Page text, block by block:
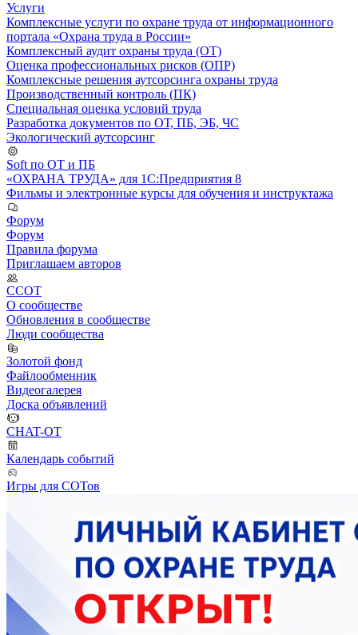
Услуги
Комплексные услуги по охране труда от информационного
портала «Охрана труда в России»
Комплексный аудит охраны труда (ОТ)
Оценка профессиональных рисков (ОПР)
Комплексные решения аутсорсинга охраны труда
Производственный контроль (ПК)
Специальная оценка условий труда
Разработка документов по ОТ, ПБ, ЭБ, ЧС
Экологический аутсорсинг
Soft по ОТ и ПБ
«ОХРАНА ТРУДА» для 1С:Предприятия 8
Фильмы и электронные курсы для обучения и инструктажа
Форум
Форум
Правила форума
Приглашаем авторов
ССОТ
О сообществе
Обновления в сообществе
Люди сообщества
Золотой фонд
Файлообменник
Видеогалерея
Доска объявлений
CHAT-OT
Календарь событий
Игры для СОТов